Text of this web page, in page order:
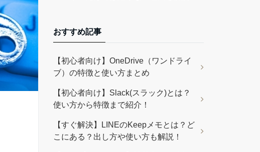
おすすめ記事
【初心者向け】OneDrive（ワンドライ
ブ）の特徴と使い方まとめ
【初心者向け】Slack(スラック)とは？
使い方から特徴まで紹介！
【すぐ解決】LINEのKeepメモとは？ど
こにある？出し方や使い方も解説！